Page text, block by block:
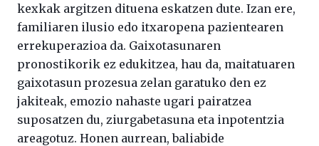
kexkak argitzen dituena eskatzen dute. Izan ere,
familiaren ilusio edo itxaropena pazientearen
errekuperazioa da. Gaixotasunaren
pronostikorik ez edukitzea, hau da, maitatuaren
gaixotasun prozesua zelan garatuko den ez
jakiteak, emozio nahaste ugari pairatzea
suposatzen du, ziurgabetasuna eta inpotentzia
areagotuz. Honen aurrean, baliabide